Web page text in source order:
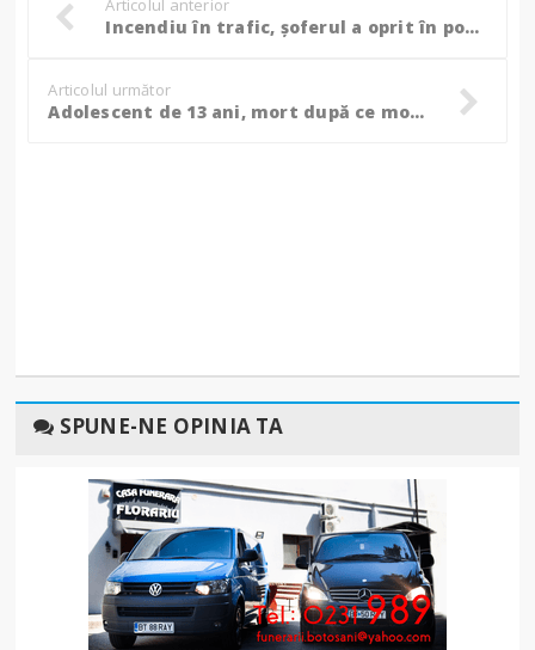
Incendiu în trafic, șoferul a oprit în poarta pompierilor și a cerut ajutor! (Foto)
Articolul următor
Adolescent de 13 ani, mort după ce mopedul pe care circula s-a izbit de un tractor pe un drum din Suceava!
SPUNE-NE OPINIA TA